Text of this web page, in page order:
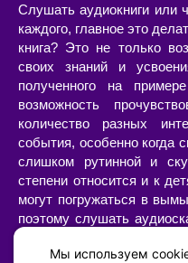
Слушать аудиокниги или
каждого, главное это
книга? Это не только
своих знаний и
полученного на
возможность
количество разных
события, особенно когда
слишком рутинной и
степени относится и к
могут погружаться в
поэтому слушать
воображения.
Мы используем